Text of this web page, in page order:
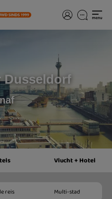
Dusseldorf